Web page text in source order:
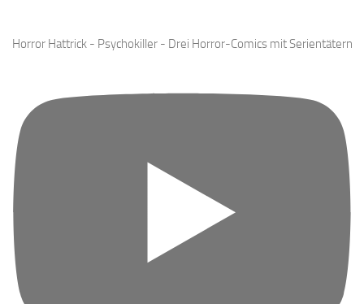
Horror Hattrick - Psychokiller - Drei Horror-Comics mit Serientätern